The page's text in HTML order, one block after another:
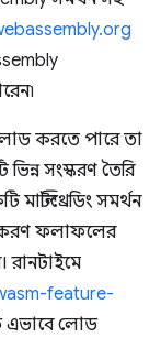
করতে পারে তা
সংস্করণ তৈরি
সমর্থন
ফলাফলের
রানটাইমে
feature-
এভাবে লোড